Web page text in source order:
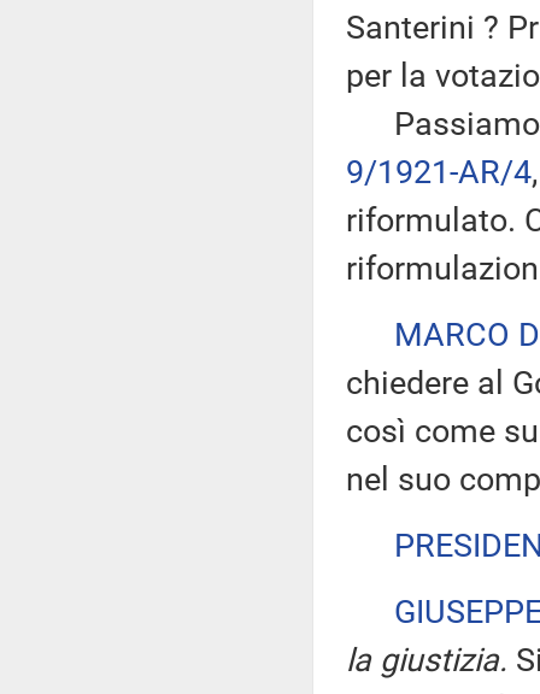
Santerini ?
per la
Passiamo
9/1921-AR/4
riformulato.
MARCO
chiedere al
così come
nel suo
la giustizia.